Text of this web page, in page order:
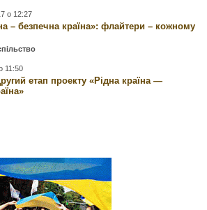
о 12:27
– безпечна країна»: флайтери – кожному
11:50
етап проекту «Рідна країна —